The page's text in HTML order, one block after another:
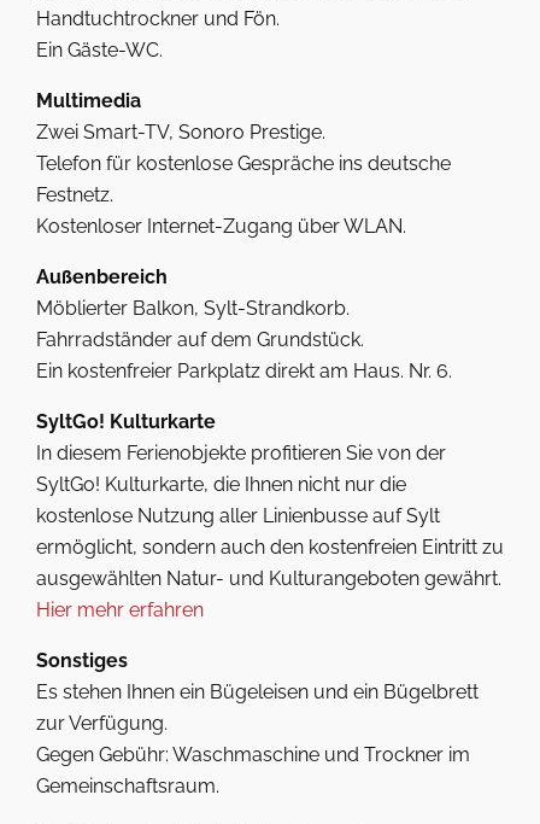
Handtuchtrockner und Fön.
Ein Gäste-WC.
Multimedia
Zwei Smart-TV, Sonoro Prestige.
Telefon für kostenlose Gespräche ins deutsche
Festnetz.
Kostenloser Internet-Zugang über WLAN.
Außenbereich
Möblierter Balkon, Sylt-Strandkorb.
Fahrradständer auf dem Grundstück.
Ein kostenfreier Parkplatz direkt am Haus. Nr. 6.
SyltGo! Kulturkarte
In diesem Ferienobjekte profitieren Sie von der
SyltGo! Kulturkarte, die Ihnen nicht nur die
kostenlose Nutzung aller Linienbusse auf Sylt
ermöglicht, sondern auch den kostenfreien Eintritt zu
ausgewählten Natur- und Kulturangeboten gewährt.
Hier mehr erfahren
Sonstiges
Es stehen Ihnen ein Bügeleisen und ein Bügelbrett
zur Verfügung.
Gegen Gebühr: Waschmaschine und Trockner im
Gemeinschaftsraum.